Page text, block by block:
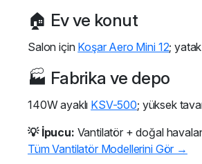
🏠 Ev ve konut
Salon için Koşar Aero Mini 12;
🏭 Fabrika ve depo
140W ayaklı KSV-500; yüksek
💡 İpucu: Vantilatör + doğal
Tüm Vantilatör Modellerini Gör →